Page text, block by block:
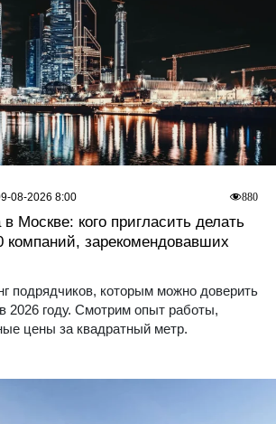
в Москве: кого пригласить делать
компаний, зарекомендовавших
подрядчиков, которым можно доверить
2026 году. Смотрим опыт работы,
цены за квадратный метр.
880
08-2026 8:00